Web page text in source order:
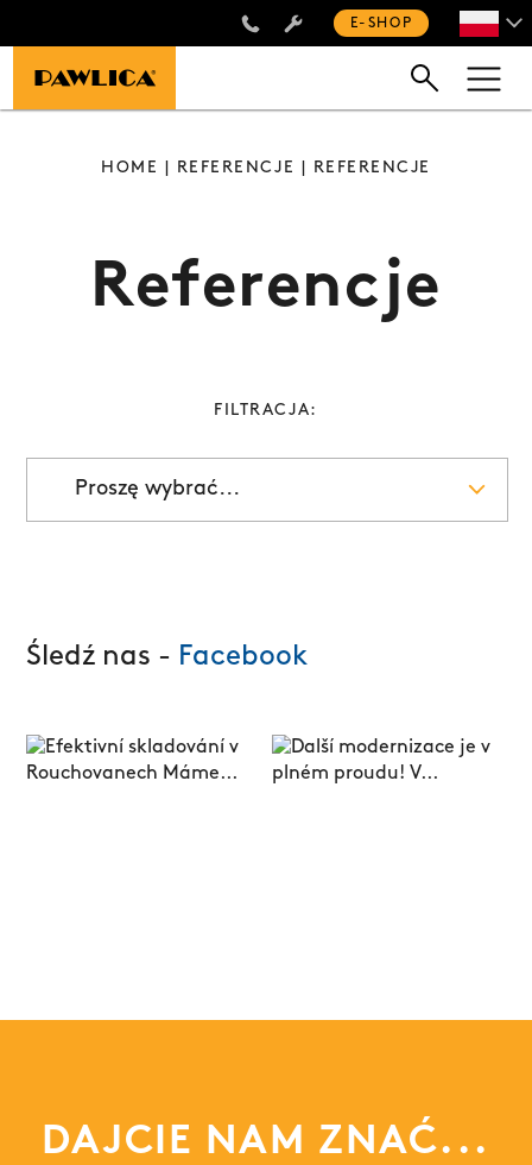
E-SHOP
HOME REFERENCJE | REFERENCJE
Referencje
FILTRACJA:
Proszę wybrać...
Śledź nas - Facebook
DAJCIE NAM ZNAĆ...